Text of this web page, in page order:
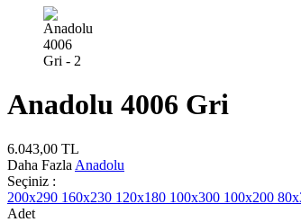
Anadolu 4006 Gri
6.043,00 TL
Daha Fazla Anadolu
Seçiniz :
200x290 160x230 120x180 100x300 100x200
Adet